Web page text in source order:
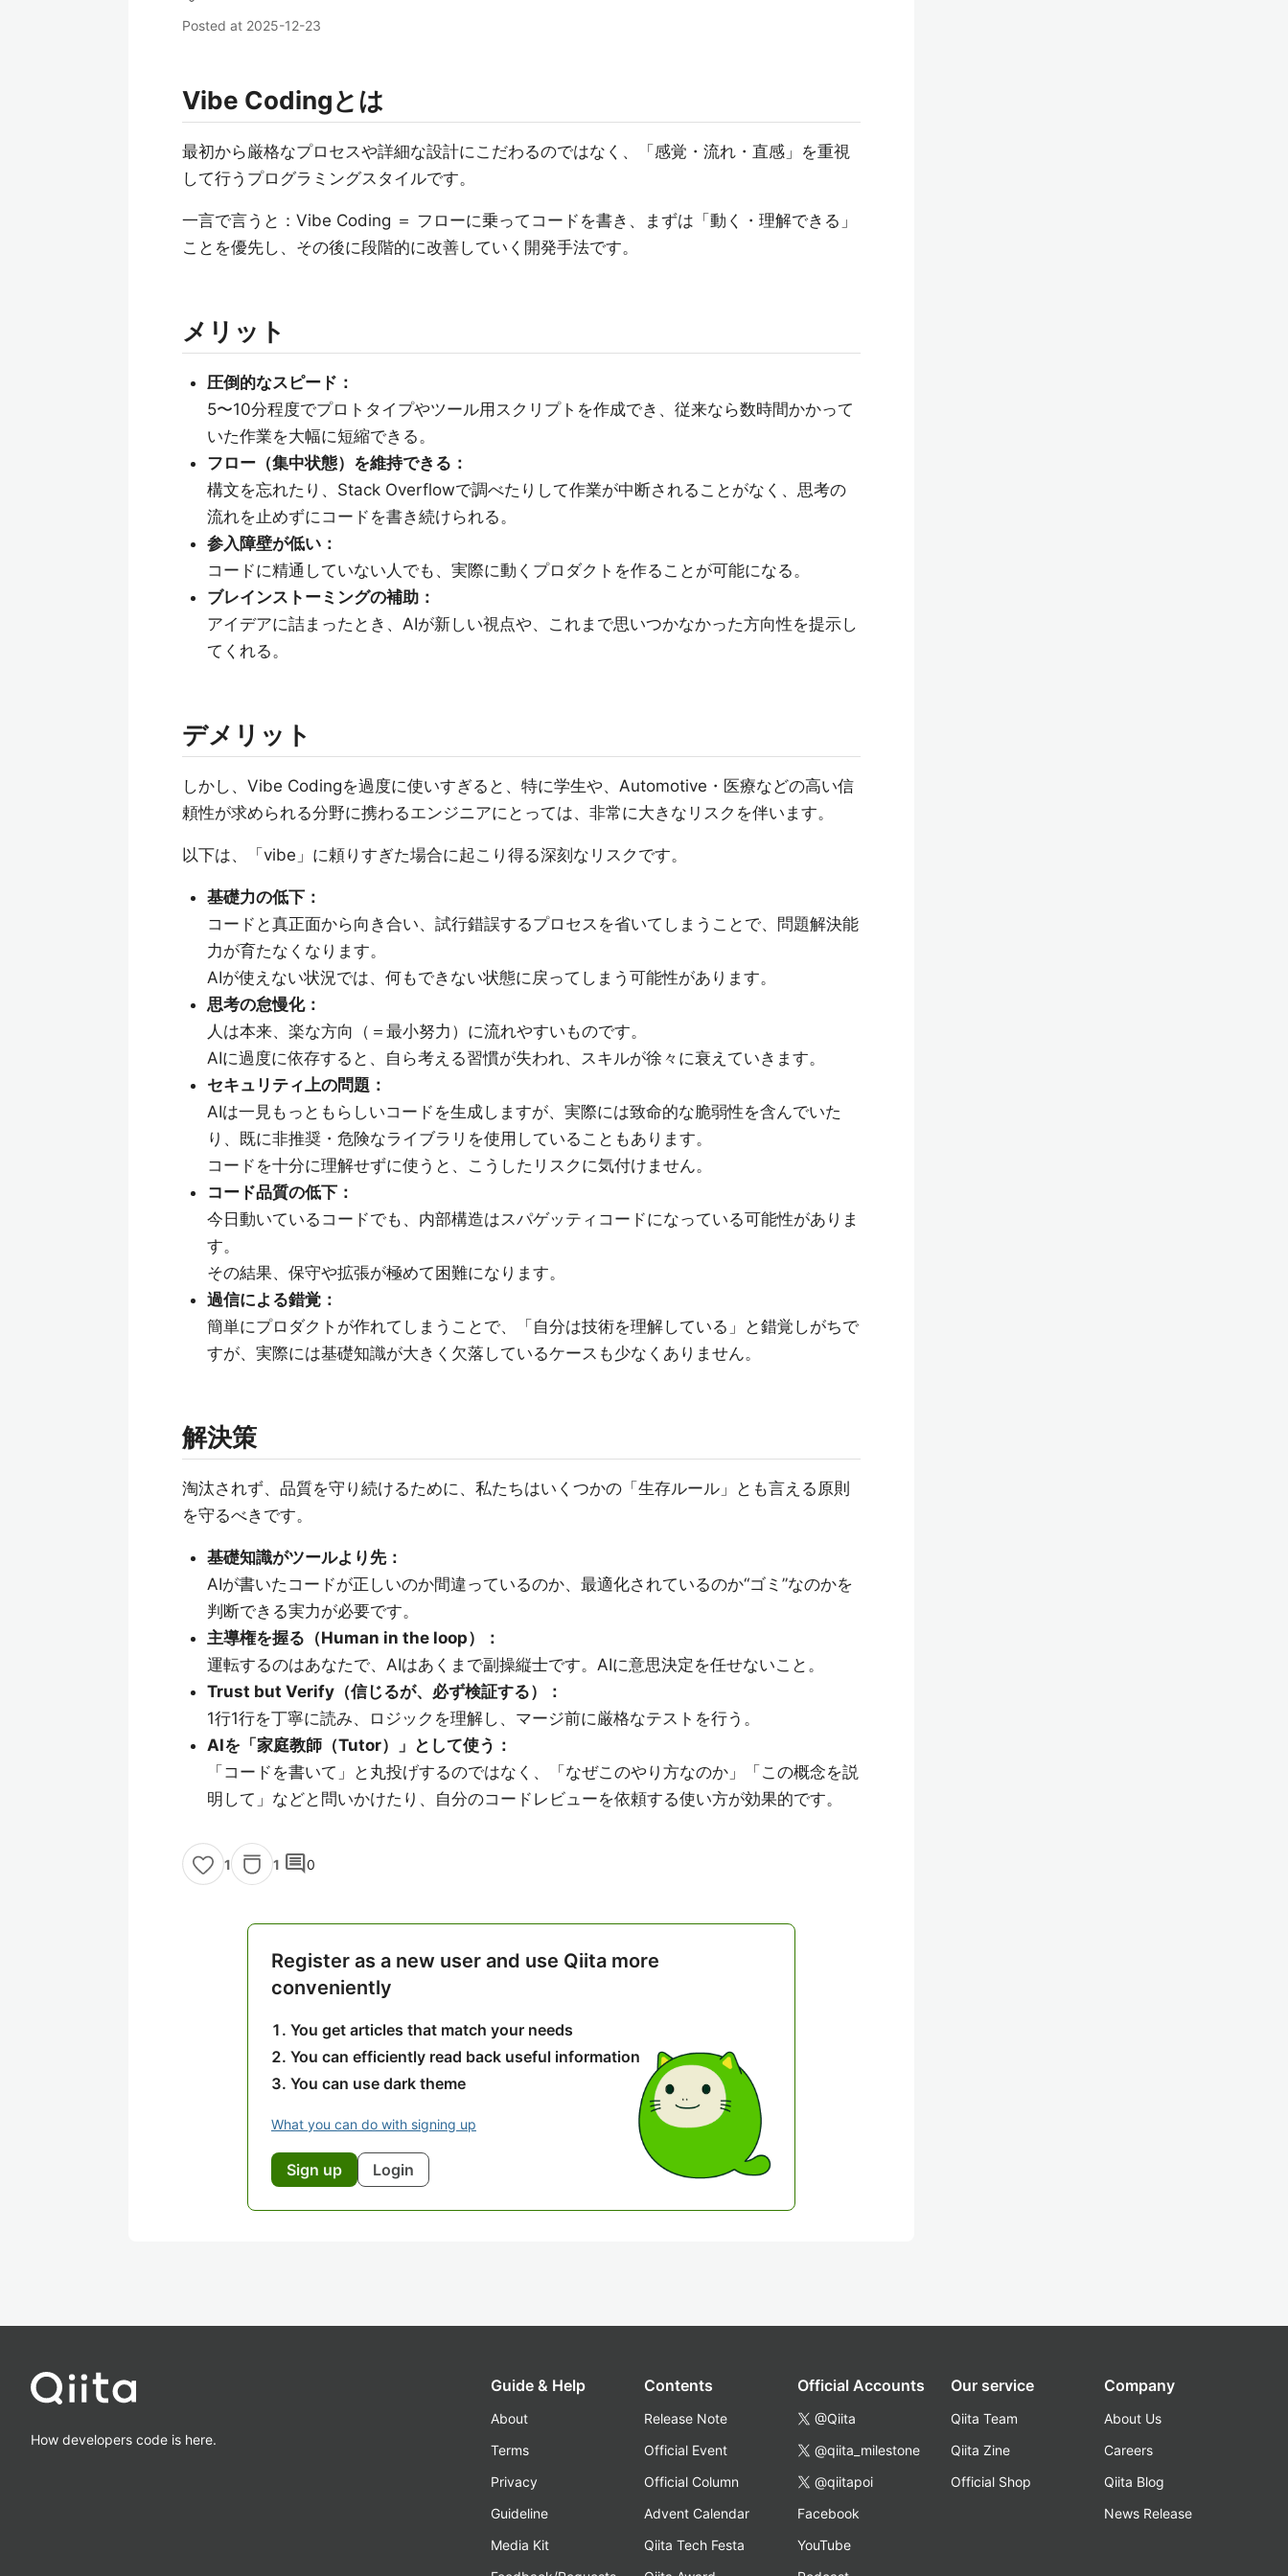
Posted at 2025-12-23
Vibe Codingとは
最初から厳格なプロセスや詳細な設計にこだわるのではなく、「感覚・流れ・直感」を重視
して行うプログラミングスタイルです。
一言で言うと：Vibe Coding ＝ フローに乗ってコードを書き、まずは「動く・理解できる」
ことを優先し、その後に段階的に改善していく開発手法です。
メリット
圧倒的なスピード：
5〜10分程度でプロトタイプやツール用スクリプトを作成でき、従来なら数時間かかって
いた作業を大幅に短縮できる。
フロー（集中状態）を維持できる：
構文を忘れたり、Stack Overflowで調べたりして作業が中断されることがなく、思考の
流れを止めずにコードを書き続けられる。
参入障壁が低い：
コードに精通していない人でも、実際に動くプロダクトを作ることが可能になる。
ブレインストーミングの補助：
アイデアに詰まったとき、AIが新しい視点や、これまで思いつかなかった方向性を提示し
てくれる。
デメリット
しかし、Vibe Codingを過度に使いすぎると、特に学生や、Automotive・医療などの高い信
頼性が求められる分野に携わるエンジニアにとっては、非常に大きなリスクを伴います。
以下は、「vibe」に頼りすぎた場合に起こり得る深刻なリスクです。
基礎力の低下：
コードと真正面から向き合い、試行錯誤するプロセスを省いてしまうことで、問題解決能
力が育たなくなります。
AIが使えない状況では、何もできない状態に戻ってしまう可能性があります。
思考の怠慢化：
人は本来、楽な方向（＝最小努力）に流れやすいものです。
AIに過度に依存すると、自ら考える習慣が失われ、スキルが徐々に衰えていきます。
セキュリティ上の問題：
AIは一見もっともらしいコードを生成しますが、実際には致命的な脆弱性を含んでいた
り、既に非推奨・危険なライブラリを使用していることもあります。
コードを十分に理解せずに使うと、こうしたリスクに気付けません。
コード品質の低下：
今日動いているコードでも、内部構造はスパゲッティコードになっている可能性がありま
す。
その結果、保守や拡張が極めて困難になります。
過信による錯覚：
簡単にプロダクトが作れてしまうことで、「自分は技術を理解している」と錯覚しがちで
すが、実際には基礎知識が大きく欠落しているケースも少なくありません。
解決策
淘汰されず、品質を守り続けるために、私たちはいくつかの「生存ルール」とも言える原則
を守るべきです。
基礎知識がツールより先：
AIが書いたコードが正しいのか間違っているのか、最適化されているのか“ゴミ”なのかを
判断できる実力が必要です。
主導権を握る（Human in the loop）：
運転するのはあなたで、AIはあくまで副操縦士です。AIに意思決定を任せないこと。
Trust but Verify（信じるが、必ず検証する）：
1行1行を丁寧に読み、ロジックを理解し、マージ前に厳格なテストを行う。
AIを「家庭教師（Tutor）」として使う：
「コードを書いて」と丸投げするのではなく、「なぜこのやり方なのか」「この概念を説
明して」などと問いかけたり、自分のコードレビューを依頼する使い方が効果的です。
1 1 comment0
Register as a new user and use Qiita more
conveniently
You get articles that match your needs
You can efficiently read back useful information
You can use dark theme
What you can do with signing up
Sign up Login
How developers code is here.
Guide & Help
About
Terms
Privacy
Guideline
Media Kit
Contents
Release Note
Official Event
Official Column
Advent Calendar
Qiita Tech Festa
Official Accounts
@Qiita
@qiita_milestone
@qiitapoi
Facebook
YouTube
Our service
Qiita Team
Qiita Zine
Official Shop
Company
About Us
Careers
Qiita Blog
News Release